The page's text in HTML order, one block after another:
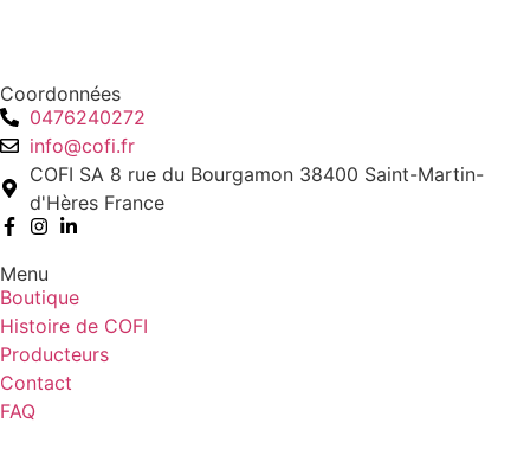
Coordonnées
0476240272
info@cofi.fr
COFI SA 8 rue du Bourgamon 38400 Saint-Martin-
d'Hères France
Menu
Boutique
Histoire de COFI
Producteurs
Contact
FAQ